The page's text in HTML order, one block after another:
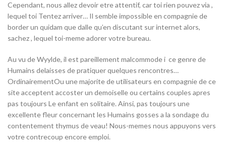
Cependant, nous allez devoir etre attentif, car toi rien pouvez via ,
lequel toi Tentez arriver… Il semble impossible en compagnie de
border un quidam que dalle qu’en discutant sur internet alors,
sachez , lequel toi-meme adorer votre bureau.
Au vu de Wyylde, il est pareillement malcommode i ce genre de
Humains delaisses de pratiquer quelques rencontres…
OrdinairementOu une majorite de utilisateurs en compagnie de ce
site acceptent accoster un demoiselle ou certains couples apres
pas toujours Le enfant en solitaire. Ainsi, pas toujours une
excellente fleur concernant les Humains gosses a la sondage du
contentement thymus de veau! Nous-memes nous appuyons vers
votre contrecoup encore emploi.